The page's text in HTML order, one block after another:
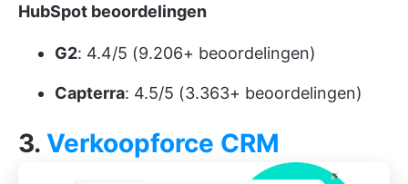
HubSpot beoordelingen
G2: 4.4/5 (9.206+ beoordelingen)
Capterra: 4.5/5 (3.363+ beoordelingen)
3. Verkoopforce CRM